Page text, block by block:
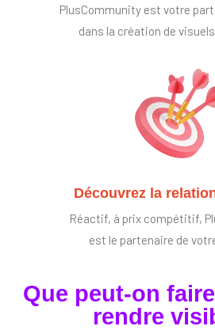
PlusCommunity est votre
dans la création de
Découvrez la
Réactif, à prix compétitif,
est le partenaire de
Que peut-on
rendre